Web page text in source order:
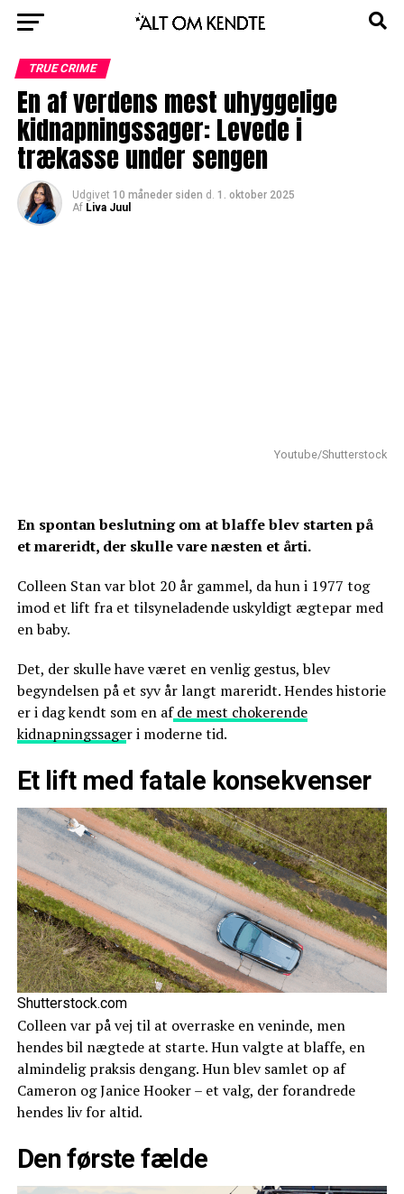
TRUE CRIME
En af verdens mest uhyggelige
kidnapningssager: Levede i
trækasse under sengen
Udgivet 10 måneder siden d. 1. oktober 2025
Af Liva Juul
Youtube/Shutterstock
En spontan beslutning om at blaffe blev starten på
et mareridt, der skulle vare næsten et årti.
Colleen Stan var blot 20 år gammel, da hun i 1977 tog
imod et lift fra et tilsyneladende uskyldigt ægtepar med
en baby.
Det, der skulle have været en venlig gestus, blev
begyndelsen på et syv år langt mareridt. Hendes historie
er i dag kendt som en afde mest chokerende
kidnapningssager i moderne tid.
Et lift med fatale konsekvenser
Shutterstock.com
Colleen var på vej til at overraske en veninde, men
hendes bil nægtede at starte. Hun valgte at blaffe, en
almindelig praksis dengang. Hun blev samlet op af
Cameron og Janice Hooker – et valg, der forandrede
hendes liv for altid.
Den første fælde